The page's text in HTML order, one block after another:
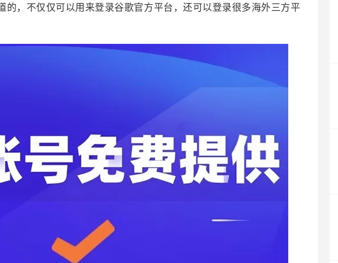
的，不仅仅可以用来登录谷歌官方平台，还可以登录很多海外三方平